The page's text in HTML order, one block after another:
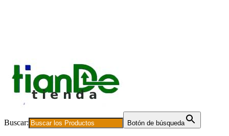
Buscar: Botón de búsqueda